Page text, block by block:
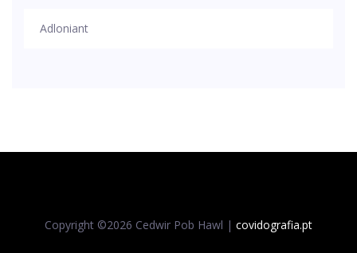
Adloniant
Copyright ©2026 Cedwir Pob Hawl | covidografia.pt